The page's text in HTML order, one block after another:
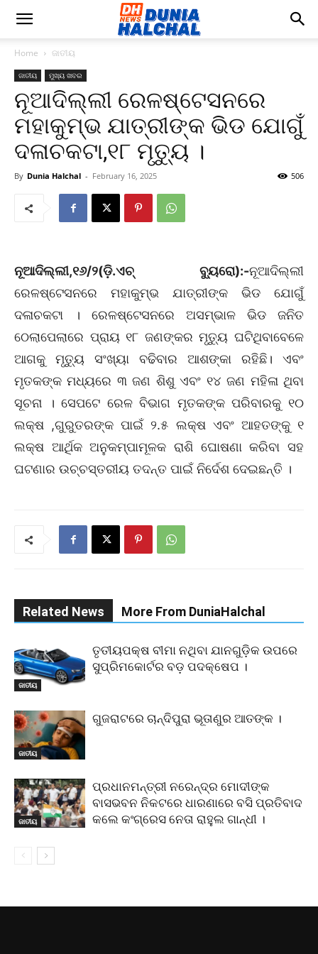
Home ଜାତୀୟ
ଜାତୀୟ ମୁଖ୍ୟ ଖବର
ନୂଆଦିଲ୍ଲୀ ରେଳଷ୍ଟେସନରେ
ମହାକୁମ୍ଭ ଯାତ୍ରୀଙ୍କ ଭିଡ ଯୋଗୁଁ
ଦଳାଚକଟା,୧୮ ମୃତ୍ୟୁ ।
By Dunia Halchal - February 16, 2025 506
ନୂଆଦିଲ୍ଲୀ,୧୬/୨(ଡ଼ି.ଏଚ୍ ବ୍ୟୁରୋ):-ନୂଆଦିଲ୍ଲୀ
ରେଳଷ୍ଟେସନରେ ମହାକୁମ୍ଭ ଯାତ୍ରୀଙ୍କ ଭିଡ ଯୋଗୁଁ
ଦଳାଚକଟା । ରେଳଷ୍ଟେସନରେ ଅସମ୍ଭାଳ ଭିଡ ଜନିତ
ଠେଲାପେଲାରେ ପ୍ରାୟ ୧୮ ଜଣଙ୍କର ମୃତ୍ୟୁ ଘଟିଥିବାବେଳେ
ଆଗକୁ ମୃତ୍ୟୁ ସଂଖ୍ୟା ବଢିବାର ଆଶଙ୍କା ରହିଛି। ଏବଂ
ମୃତକଙ୍କ ମଧ୍ୟରେ ୩ ଜଣ ଶିଶୁ ଏବଂ ୧୪ ଜଣ ମହିଳା ଥିବା
ସୂଚନା । ସେପଟେ ରେଳ ବିଭାଗ ମୃତକଙ୍କ ପରିବାରକୁ ୧୦
ଲକ୍ଷ ,ଗୁରୁତରଙ୍କ ପାଇଁ ୨.୫ ଲକ୍ଷ ଏବଂ ଆହତଙ୍କୁ ୧
ଲକ୍ଷ ଆର୍ଥିକ ଅନୁକମ୍ପାମୂଳକ ରାଶି ଘୋଷଣା କରିବା ସହ
ଘଟଣାର ଉଚ୍ଚସ୍ତରୀୟ ତଦନ୍ତ ପାଇଁ ନିର୍ଦେଶ ଦେଇଛନ୍ତି ।
Related News More From DuniaHalchal
ଜାତୀୟ
ତୃତୀୟପକ୍ଷ ବୀମା ନଥିବା ଯାନଗୁଡ଼ିକ ଉପରେ
ସୁପ୍ରିମକୋର୍ଟର ବଡ଼ ପଦକ୍ଷେପ ।
ଜାତୀୟ
ଗୁଜରାଟରେ ଚାନ୍ଦିପୁରା ଭୂତାଣୁର ଆତଙ୍କ ।
ଜାତୀୟ
ପ୍ରଧାନମନ୍ତ୍ରୀ ନରେନ୍ଦ୍ର ମୋଦୀଙ୍କ
ବାସଭବନ ନିକଟରେ ଧାରଣାରେ ବସି ପ୍ରତିବାଦ
କଲେ କଂଗ୍ରେସ ନେତା ରାହୁଲ ଗାନ୍ଧୀ ।